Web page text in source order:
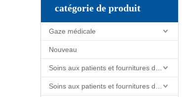
catégorie de produit
Gaze médicale
Nouveau